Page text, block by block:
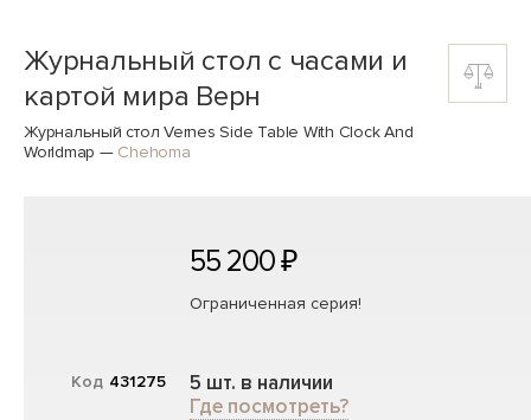
Журнальный стол с часами и
картой мира Верн
Журнальный стол Vernes Side Table With Clock And
Worldmap — Chehoma
Код 431275
55 200 ₽
Ограниченная серия!
5 шт. в наличии
Где посмотреть?